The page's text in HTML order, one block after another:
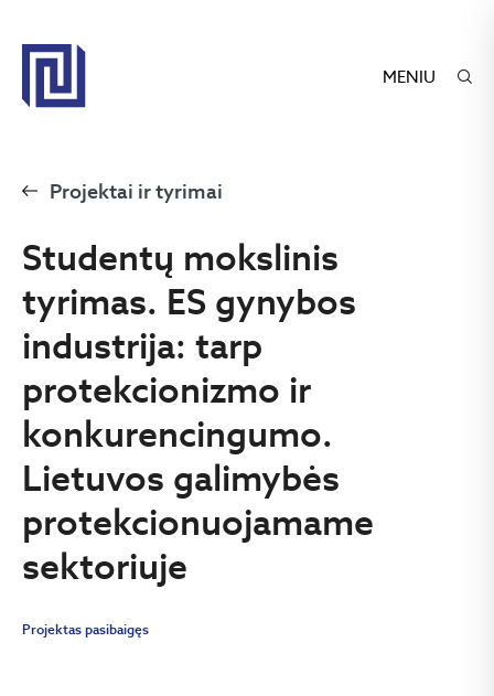
MENIU
Projektai ir tyrimai
Studentų mokslinis
tyrimas. ES gynybos
industrija: tarp
protekcionizmo ir
konkurencingumo.
Lietuvos galimybės
protekcionuojamame
sektoriuje
Projektas pasibaigęs